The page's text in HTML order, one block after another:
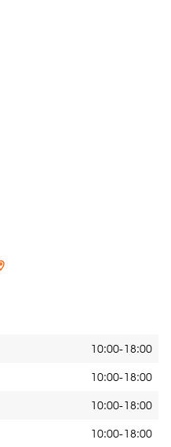
10:00-18:00
10:00-18:00
10:00-18:00
10:00-18:00